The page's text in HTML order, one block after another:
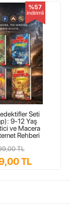
temel
kitaplardır.
Kapınıza
%57
indirimli
Seti
9-12 Yaş
ve Macera
Rehberi
TL
TL